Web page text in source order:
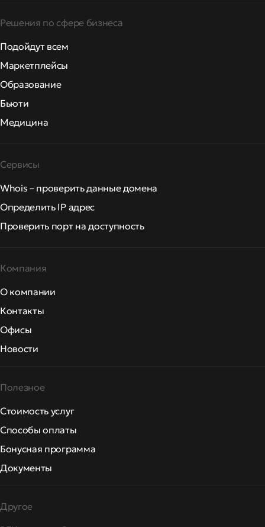
Решения по сфере бизнеса
Подойдут всем
Маркетплейсы
Образование
Бьюти
Медицина
Сервисы
Whois – проверить данные домена
Определить IP адрес
Проверить порт на доступность
Компания
О компании
Контакты
Офисы
Новости
Полезное
Стоимость услуг
Способы оплаты
Бонусная программа
Документы
Другое